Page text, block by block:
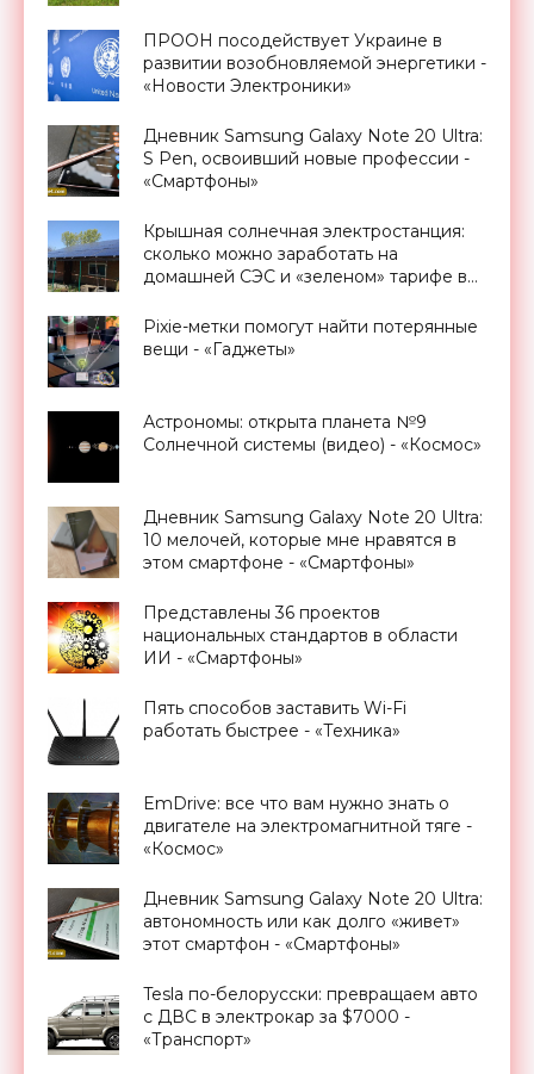
ПРООН посодействует Украине в
развитии возобновляемой энергетики -
«Новости Электроники»
Дневник Samsung Galaxy Note 20 Ultra:
S Pen, освоивший новые профессии -
«Смартфоны»
Крышная солнечная электростанция:
сколько можно заработать на
домашней СЭС и «зеленом» тарифе в
Pixie-метки помогут найти потерянные
вещи - «Гаджеты»
Астрономы: открыта планета №9
Солнечной системы (видео) - «Космос»
Дневник Samsung Galaxy Note 20 Ultra:
10 мелочей, которые мне нравятся в
этом смартфоне - «Смартфоны»
Представлены 36 проектов
национальных стандартов в области
ИИ - «Смартфоны»
Пять способов заставить Wi-Fi
работать быстрее - «Техника»
EmDrive: все что вам нужно знать о
двигателе на электромагнитной тяге -
«Космос»
Дневник Samsung Galaxy Note 20 Ultra:
автономность или как долго «живет»
этот смартфон - «Смартфоны»
Tesla по-белорусски: превращаем авто
с ДВС в электрокар за $7000 -
«Транспорт»